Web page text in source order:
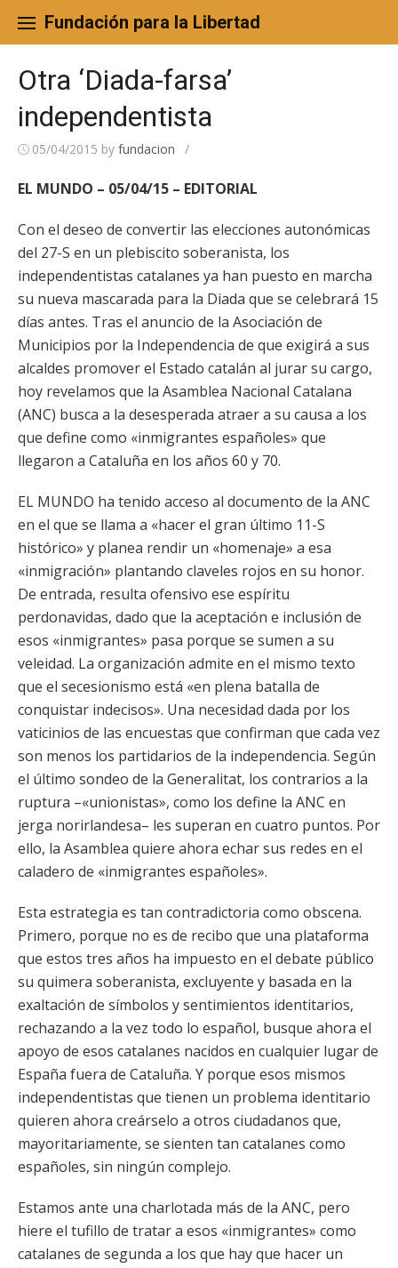
content
Fundación para la Libertad
Otra ‘Diada-farsa’
independentista
05/04/2015 by fundacion /
EL MUNDO – 05/04/15 – EDITORIAL
Con el deseo de convertir las elecciones autonómicas
del 27-S en un plebiscito soberanista, los
independentistas catalanes ya han puesto en marcha
su nueva mascarada para la Diada que se celebrará 15
días antes. Tras el anuncio de la Asociación de
Municipios por la Independencia de que exigirá a sus
alcaldes promover el Estado catalán al jurar su cargo,
hoy revelamos que la Asamblea Nacional Catalana
(ANC) busca a la desesperada atraer a su causa a los
que define como «inmigrantes españoles» que
llegaron a Cataluña en los años 60 y 70.
EL MUNDO ha tenido acceso al documento de la ANC
en el que se llama a «hacer el gran último 11-S
histórico» y planea rendir un «homenaje» a esa
«inmigración» plantando claveles rojos en su honor.
De entrada, resulta ofensivo ese espíritu
perdonavidas, dado que la aceptación e inclusión de
esos «inmigrantes» pasa porque se sumen a su
veleidad. La organización admite en el mismo texto
que el secesionismo está «en plena batalla de
conquistar indecisos». Una necesidad dada por los
vaticinios de las encuestas que confirman que cada vez
son menos los partidarios de la independencia. Según
el último sondeo de la Generalitat, los contrarios a la
ruptura –«unionistas», como los define la ANC en
jerga norirlandesa– les superan en cuatro puntos. Por
ello, la Asamblea quiere ahora echar sus redes en el
caladero de «inmigrantes españoles».
Esta estrategia es tan contradictoria como obscena.
Primero, porque no es de recibo que una plataforma
que estos tres años ha impuesto en el debate público
su quimera soberanista, excluyente y basada en la
exaltación de símbolos y sentimientos identitarios,
rechazando a la vez todo lo español, busque ahora el
apoyo de esos catalanes nacidos en cualquier lugar de
España fuera de Cataluña. Y porque esos mismos
independentistas que tienen un problema identitario
quieren ahora creárselo a otros ciudadanos que,
mayoritariamente, se sienten tan catalanes como
españoles, sin ningún complejo.
Estamos ante una charlotada más de la ANC, pero
hiere el tufillo de tratar a esos «inmigrantes» como
catalanes de segunda a los que hay que hacer un